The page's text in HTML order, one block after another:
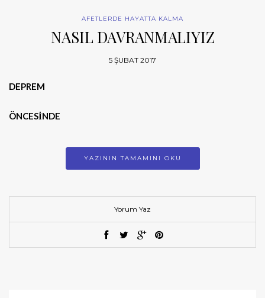
AFETLERDE HAYATTA KALMA
NASIL DAVRANMALIYIZ
5 ŞUBAT 2017
DEPREM
ÖNCESİNDE
YAZININ TAMAMINI OKU
Yorum Yaz